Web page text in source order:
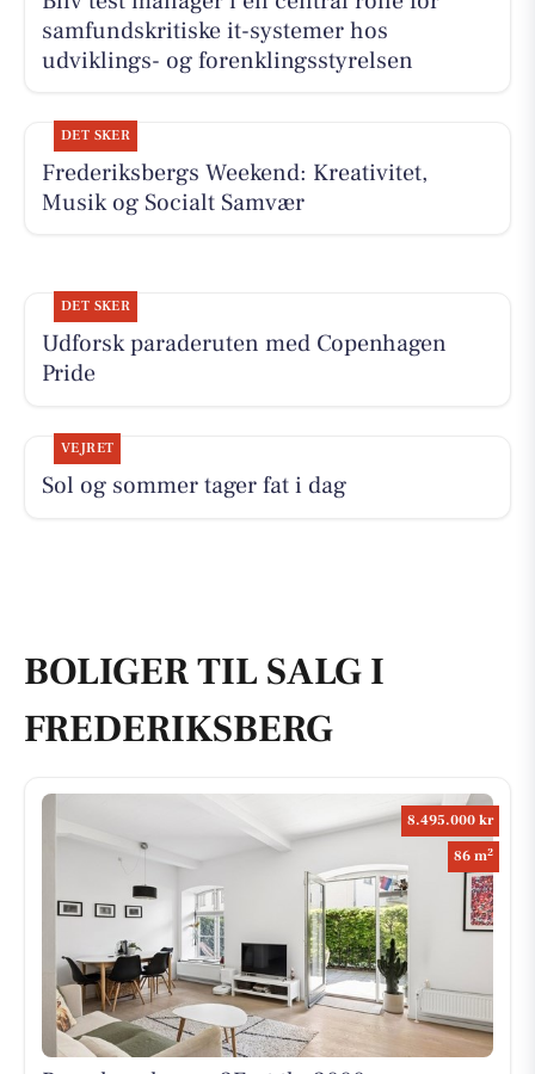
samfundskritiske it-systemer hos
udviklings- og forenklingsstyrelsen
DET SKER
Frederiksbergs Weekend: Kreativitet,
Musik og Socialt Samvær
DET SKER
Udforsk paraderuten med Copenhagen
Pride
VEJRET
Sol og sommer tager fat i dag
BOLIGER TIL SALG I
FREDERIKSBERG
8.495.000 kr
86 m2